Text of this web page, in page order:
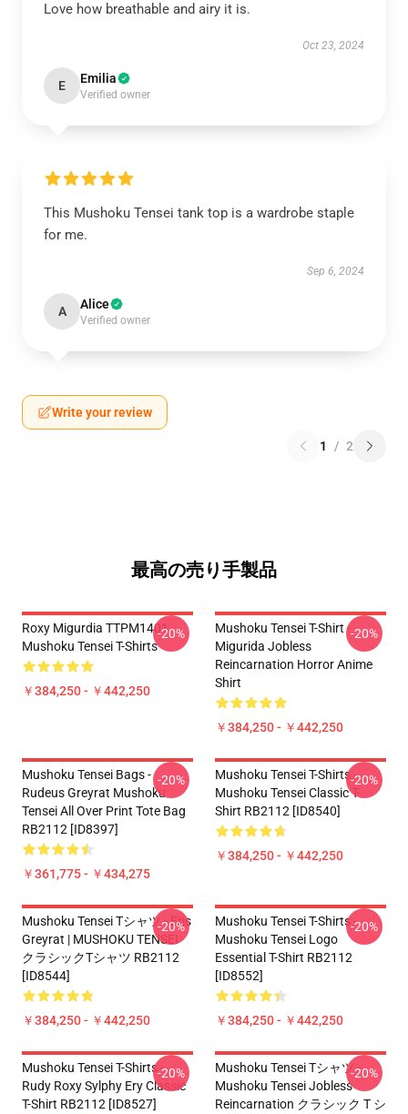
Love how breathable and airy it is.
Oct 23, 2024
E Emilia
Verified owner
This Mushoku Tensei tank top is a wardrobe staple
for me.
Sep 6, 2024
A Alice
Verified owner
Write your review
1 / 2
最高の売り手製品
Roxy Migurdia TTPM1401
Mushoku Tensei T-Shirts
￥384,250 - ￥442,250
-20%
Mushoku Tensei T-Shirt -
Migurida Jobless
Reincarnation Horror Anime
Shirt
￥384,250 - ￥442,250
-20%
Mushoku Tensei Bags -
Rudeus Greyrat Mushoku
Tensei All Over Print Tote Bag
RB2112 [ID8397]
￥361,775 - ￥434,275
-20%
Mushoku Tensei T-Shirts -
Mushoku Tensei Classic T-
Shirt RB2112 [ID8540]
￥384,250 - ￥442,250
-20%
Mushoku Tensei Tシャツ - Eris
Greyrat | MUSHOKU TENSEI
クラシックTシャツ RB2112
[ID8544]
￥384,250 - ￥442,250
-20%
Mushoku Tensei T-Shirts -
Mushoku Tensei Logo
Essential T-Shirt RB2112
[ID8552]
￥384,250 - ￥442,250
-20%
Mushoku Tensei T-Shirts -
Rudy Roxy Sylphy Ery Classic
T-Shirt RB2112 [ID8527]
-20%
Mushoku Tensei Tシャツ -
Mushoku Tensei Jobless
Reincarnation クラシック T シ
-20%